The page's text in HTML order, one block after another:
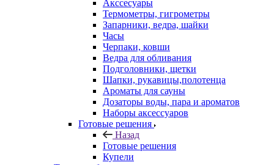
Аксcесуары
Термометры, гигрометры
Запарники, ведра, шайки
Часы
Черпаки, ковши
Ведра для обливания
Подголовники, щетки
Шапки, рукавицы,полотенца
Ароматы для сауны
Дозаторы воды, пара и ароматов
Наборы аксессуаров
Готовые решения
Назад
Готовые решения
Купели